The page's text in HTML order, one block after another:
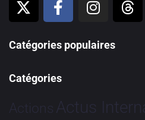
Catégories populaires
Catégories
Actions Actus